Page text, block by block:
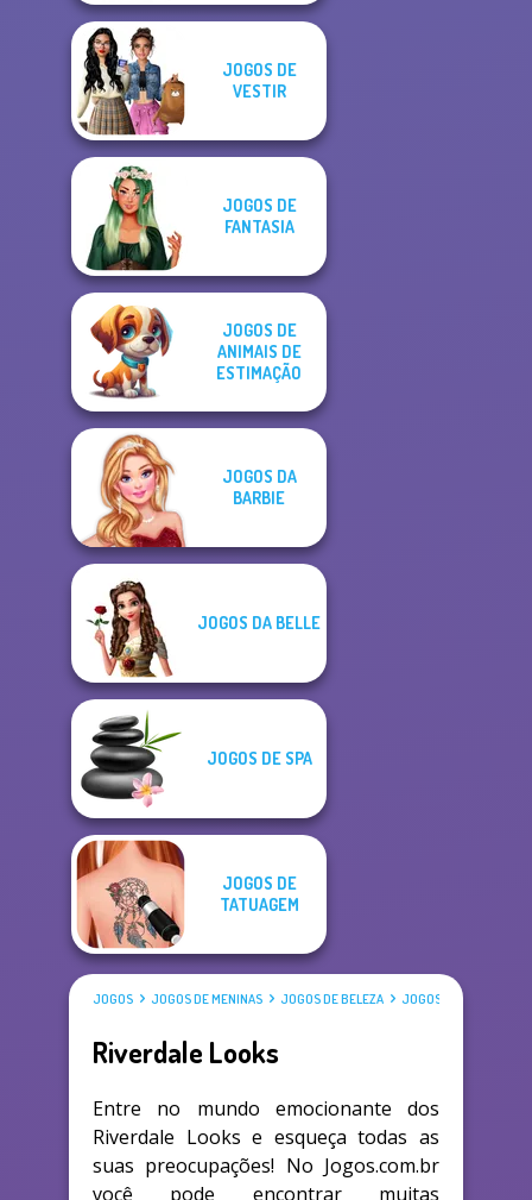
JOGOS DE
VESTIR
JOGOS DE
FANTASIA
JOGOS DE
ANIMAIS DE
ESTIMAÇÃO
JOGOS DA
BARBIE
JOGOS DA BELLE
JOGOS DE SPA
JOGOS DE
TATUAGEM
JOGOS JOGOS DE MENINAS JOGOS DE BELEZA JOGOS DE VESTIR
Riverdale Looks
Entre no mundo emocionante dos
Riverdale Looks e esqueça todas as
suas preocupações! No Jogos.com.br
você pode encontrar muitas